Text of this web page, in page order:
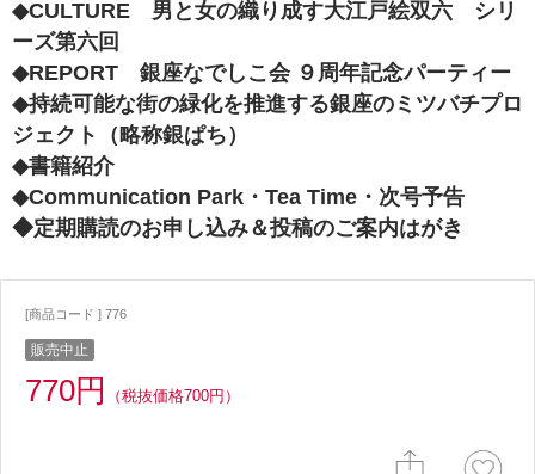
◆CULTURE 男と女の織り成す大江戸絵双六 シリ
ーズ第六回
◆REPORT 銀座なでしこ会 ９周年記念パーティー
◆持続可能な街の緑化を推進する銀座のミツバチプロ
ジェクト（略称銀ぱち）
◆書籍紹介
◆Communication Park・Tea Time・次号予告
◆定期購読のお申し込み＆投稿のご案内はがき
[商品コード ] 776
販売中止
770円 （税抜価格700円）